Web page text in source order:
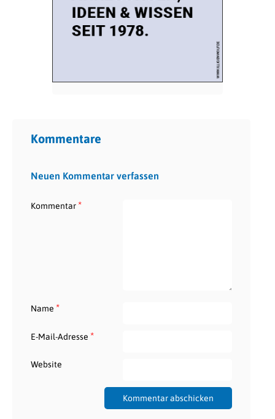
Kommentare
Neuen Kommentar verfassen
Kommentar*
Name *
E-Mail-Adresse *
Website